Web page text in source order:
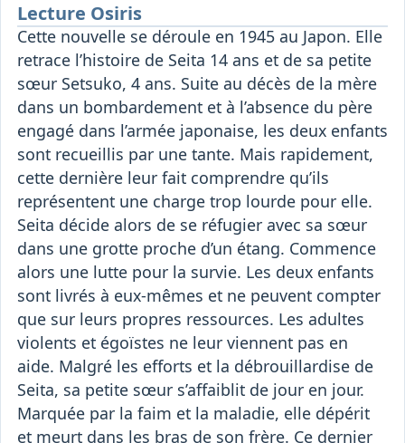
Lecture Osiris
Cette nouvelle se déroule en 1945 au Japon. Elle
retrace l’histoire de Seita 14 ans et de sa petite
sœur Setsuko, 4 ans. Suite au décès de la mère
dans un bombardement et à l’absence du père
engagé dans l’armée japonaise, les deux enfants
sont recueillis par une tante. Mais rapidement,
cette dernière leur fait comprendre qu’ils
représentent une charge trop lourde pour elle.
Seita décide alors de se réfugier avec sa sœur
dans une grotte proche d’un étang. Commence
alors une lutte pour la survie. Les deux enfants
sont livrés à eux-mêmes et ne peuvent compter
que sur leurs propres ressources. Les adultes
violents et égoïstes ne leur viennent pas en
aide. Malgré les efforts et la débrouillardise de
Seita, sa petite sœur s’affaiblit de jour en jour.
Marquée par la faim et la maladie, elle dépérit
et meurt dans les bras de son frère. Ce dernier